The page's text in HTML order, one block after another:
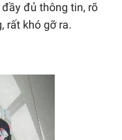
đầy đủ thông tin, rõ
rất khó gỡ ra.